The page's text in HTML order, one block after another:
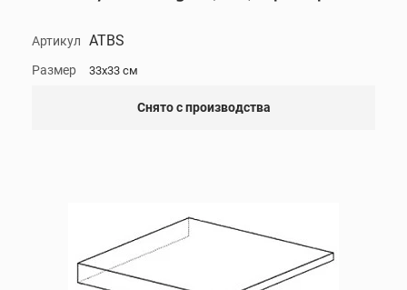
Артикул ATBS
Размер 33x33 см
Снято с производства